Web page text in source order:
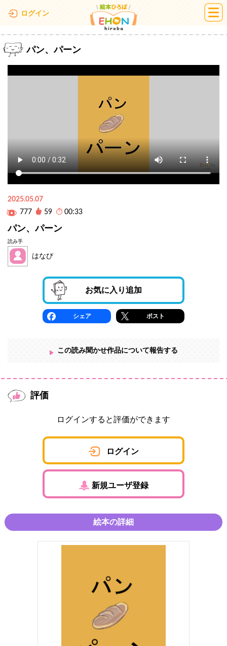
ログイン 絵本ひろば
パン、パーン
2025.05.07
777
59 00:33
パン、パーン
読み手
はなび
お気に入り追加
シェア ポスト
この読み聞かせ作品について報告する
評価
ログインすると評価ができます
ログイン
新規ユーザ登録
絵本の詳細